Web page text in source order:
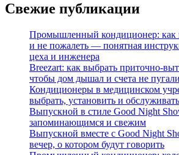
Свежие публикации
Промышленный кондиционер: как
и не пожалеть — понятная
цеха и инженера
Breezart: как выбрать приточно-
чтобы дом дышал и счета не пугали
Кондиционеры в медицинском
выбрать, установить и
Выпускной в стиле Good Night
запоминающимся и свежим
Выпускной вместе с Good Night
вечер, о котором будут говорить